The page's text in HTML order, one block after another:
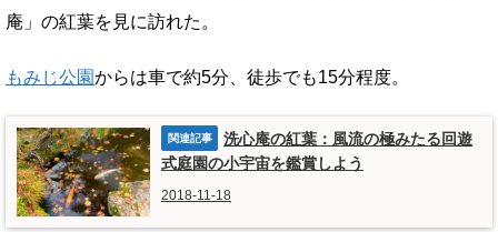
庵」の紅葉を見に訪れた。
もみじ公園からは車で約5分、徒歩でも15分程度。
洗心庵の紅葉：風流の極みたる回遊
式庭園の小宇宙を鑑賞しよう
2018-11-18